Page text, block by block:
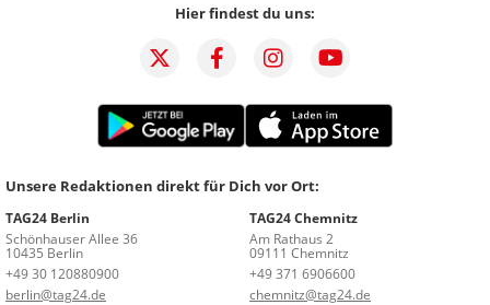
Hier findest du uns:
Unsere Redaktionen direkt für Dich vor Ort:
TAG24 Berlin
Schönhauser Allee 36
10435 Berlin
+49 30 120880900
berlin@tag24.de
TAG24 Chemnitz
Am Rathaus 2
09111 Chemnitz
+49 371 6906600
chemnitz@tag24.de